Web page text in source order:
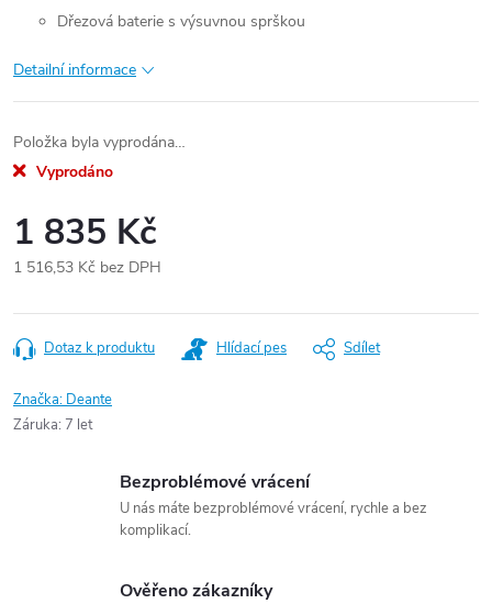
Dřezová baterie s výsuvnou sprškou
Detailní informace
Položka byla vyprodána…
Vyprodáno
1 835 Kč
1 516,53 Kč bez DPH
cena:
Dotaz k produktu Hlídací pes Sdílet
Značka: Deante
Záruka: 7 let
Bezproblémové vrácení
U nás máte bezproblémové vrácení, rychle a bez
komplikací.
Ověřeno zákazníky